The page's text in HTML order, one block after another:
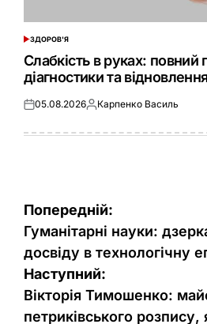
ОПУБЛІКУВАТИ
ЗДОРОВ'Я
Слабкість в руках: повний
діагностики та
Оприлюднено
05.08.2026Опубліковано
Карпенко Василь
Навігація
записів
Попередній:
Гуманітарні науки:
досвіду в технологічну
Наступний:
Вікторія Тимошенко:
петриківського розпису,